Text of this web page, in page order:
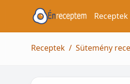
Receptek
Receptek / Sütemény